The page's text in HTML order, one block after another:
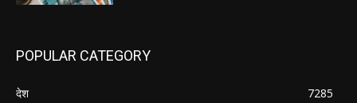
POPULAR CATEGORY
देश
7285